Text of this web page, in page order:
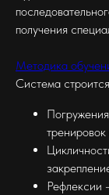
получения
Методика
Система
Рефлексии